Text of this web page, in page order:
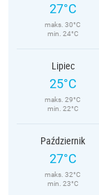
27°C
maks. 30°C
min. 24°C
Lipiec
25°C
maks. 29°C
min. 22°C
Październik
27°C
maks. 32°C
min. 23°C